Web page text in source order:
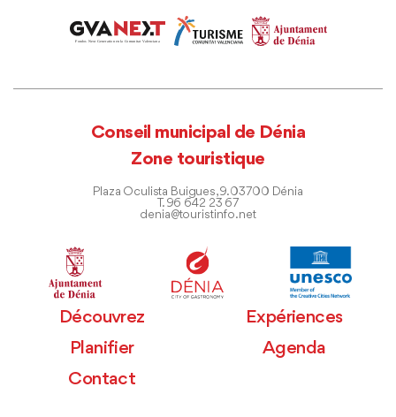
Conseil municipal de Dénia
Zone touristique
Plaza Oculista Buigues, 9. 03700 Dénia
T. 96 642 23 67
denia@touristinfo.net
Découvrez
Expériences
Planifier
Agenda
Contact